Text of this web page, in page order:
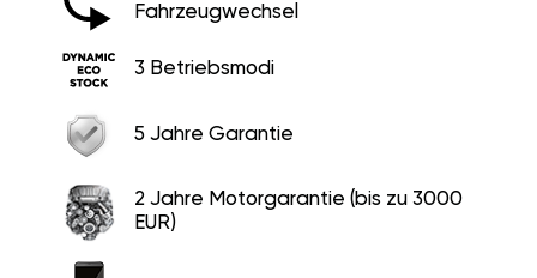
Fahrzeugwechsel
3 Betriebsmodi
5 Jahre Garantie
2 Jahre Motorgarantie (bis zu 3000
EUR)